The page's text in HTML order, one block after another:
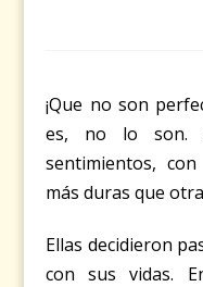
¡Que no son
es, no lo son.
sentimientos,
más duras que
Ellas decidieron
con sus vidas.